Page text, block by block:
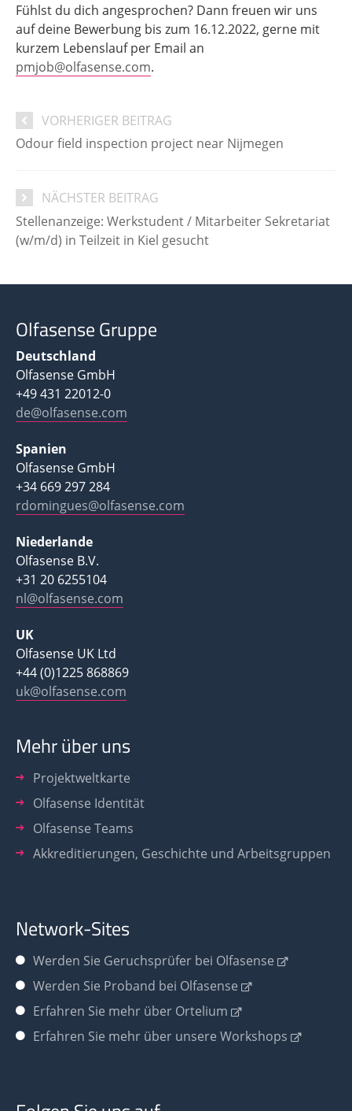
Fühlst du dich angesprochen? Dann freuen wir uns
auf deine Bewerbung bis zum 16.12.2022, gerne mit
kurzem Lebenslauf per Email an
pmjob@olfasense.com.
VORHERIGER BEITRAG
Odour field inspection project near Nijmegen
NÄCHSTER BEITRAG
Stellenanzeige: Werkstudent / Mitarbeiter Sekretariat
(w/m/d) in Teilzeit in Kiel gesucht
Olfasense Gruppe
Deutschland
Olfasense GmbH
+49 431 22012-0
de@olfasense.com
Spanien
Olfasense GmbH
+34 669 297 284
rdomingues@olfasense.com
Niederlande
Olfasense B.V.
+31 20 6255104
nl@olfasense.com
UK
Olfasense UK Ltd
+44 (0)1225 868869
uk@olfasense.com
Mehr über uns
Projektweltkarte
Olfasense Identität
Olfasense Teams
Akkreditierungen, Geschichte und Arbeitsgruppen
Network-Sites
Werden Sie Geruchsprüfer bei Olfasense
Werden Sie Proband bei Olfasense
Erfahren Sie mehr über Ortelium
Erfahren Sie mehr über unsere Workshops